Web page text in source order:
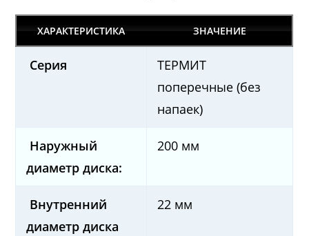
ХАРАКТЕРИСТИКА ЗНАЧЕНИЕ
Серия
ТЕРМИТ
поперечные (без
напаек)
Наружный
диаметр диска:
200 мм
Внутренний
диаметр диска
22 мм